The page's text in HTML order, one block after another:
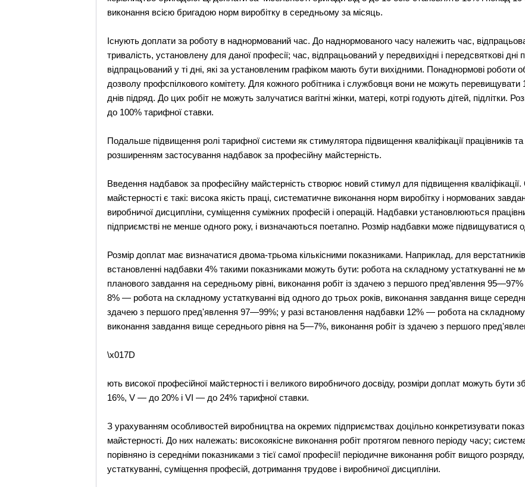
виконання всією бригадою норм виробітку в середньому за місяць.
Існують доплати за роботу в наднормований час. До наднормованого часу належить час,
тривалість, установлену для даної професії; час, відпрацьований у передвихідні і передсвяткові
відпрацьований у ті дні, які за установленим графіком мають бути вихідними. Понаднормові роботи
дозволу профспілкового комітету. Для кожного робітника і службовця вони не можуть перевищувати
днів підряд. До цих робіт не можуть залучатися вагітні жінки, матері, котрі годують дітей, підлітки.
до 100% тарифної ставки.
Подальше підвищення ролі тарифної системи як стимулятора підвищення кваліфікації працівників
розширенням застосування надбавок за професійну майстерність.
Введення надбавок за професійну майстерність створює новий стимул для підвищення
майстерності є такі: висока якість праці, систематичне виконання норм виробітку і нормованих
виробничої дисципліни, суміщення суміжних професій і операцій. Надбавки установлюються
підприємстві не менше одного року, і визначаються поетапно. Розмір надбавки може підвищуватися
Розмір доплат має визначатися двома-трьома кількісними показниками. Наприклад, для
встановленні надбавки 4% такими показниками можуть бути: робота на складному устаткуванні не
планового завдання на середньому рівні, виконання робіт із здачею з першого пред'явлення
8% — робота на складному устаткуванні від одного до трьох років, виконання завдання вище
здачею з першого пред'явлення 97—99%; у разі встановлення надбавки 12% — робота на складному
виконання завдання вище середнього рівня на 5—7%, виконання робіт із здачею з першого
\x017D
ють високої професійної майстерності і великого виробничого досвіду, розміри доплат можуть бути
16%, V — до 20% і VI — до 24% тарифної ставки.
З урахуванням особливостей виробництва на окремих підприємствах доцільно конкретизувати
майстерності. До них належать: високоякісне виконання робіт протягом певного періоду часу;
порівняно із середніми показниками з тієї самої професії! періодичне виконання робіт вищого
устаткуванні, суміщення професій, дотримання трудове і виробничої дисципліни.